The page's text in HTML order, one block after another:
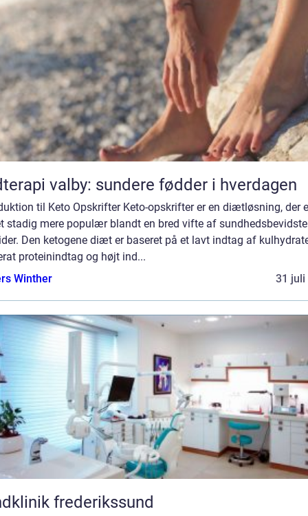
valby: sundere fødder i hverdagen
til Keto Opskrifter Keto-opskrifter er en diætløsning, der
stadig mere populær blandt en bred vifte af sundhedsbevidste
Den ketogene diæt er baseret på et lavt indtag af
proteinindtag og højt ind...
Winther
31 juli
frederikssund